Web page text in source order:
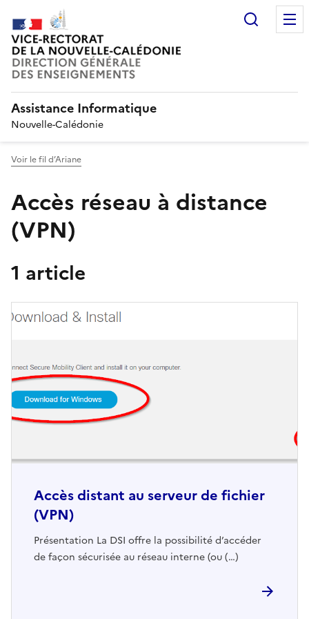
Assistance Informatique
Nouvelle-Calédonie
Voir le fil d’Ariane
Accès réseau à distance
(VPN)
1 article
Accès distant au serveur de fichier
(VPN)
Présentation La DSI offre la possibilité d’accéder
de façon sécurisée au réseau interne (ou (…)